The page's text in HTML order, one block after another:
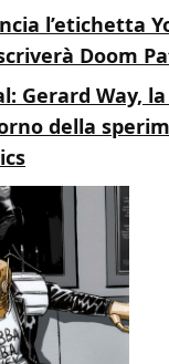
l’etichetta
Doom
Gerard Way,
della